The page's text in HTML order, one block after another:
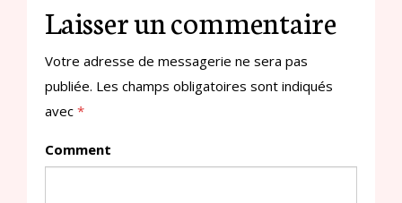
Laisser un commentaire
Votre adresse de messagerie ne sera pas
publiée. Les champs obligatoires sont indiqués
avec *
Comment